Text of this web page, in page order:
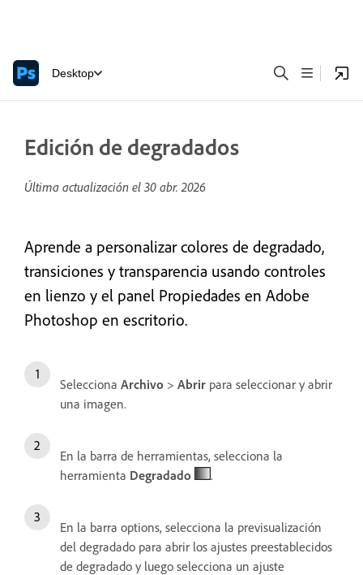
Desktop
Edición de degradados
Última actualización el 30 abr. 2026
Aprende a personalizar colores de degradado,
transiciones y transparencia usando controles
en lienzo y el panel Propiedades en Adobe
Photoshop en escritorio.
Selecciona Archivo > Abrir para seleccionar y abrir
una imagen.
En la barra de herramientas, selecciona la
herramienta Degradado .
En la barra options, selecciona la previsualización
del degradado para abrir los ajustes preestablecidos
de degradado y luego selecciona un ajuste